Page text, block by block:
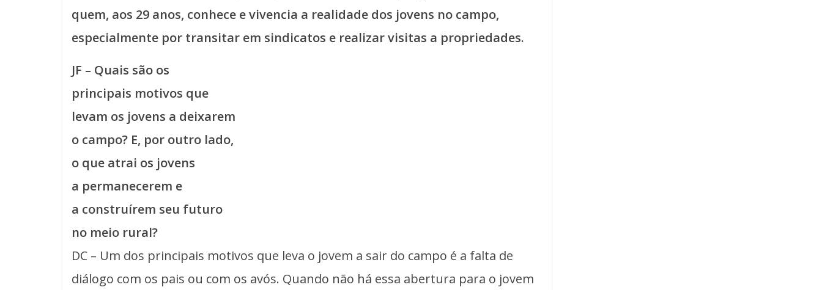
quem, aos 29 anos, conhece e vivencia a realidade dos jovens no campo,
especialmente por transitar em sindicatos e realizar visitas a propriedades.
JF – Quais são os
principais motivos que
levam os jovens a deixarem
o campo? E, por outro lado,
o que atrai os jovens
a permanecerem e
a construírem seu futuro
no meio rural?
DC – Um dos principais motivos que leva o jovem a sair do campo é a falta de
diálogo com os pais ou com os avós. Quando não há essa abertura para o jovem